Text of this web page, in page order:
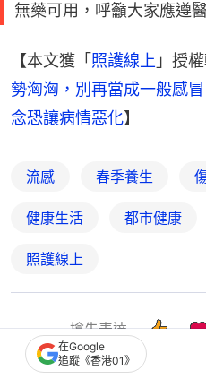
無藥可用，呼籲大家應遵
【本文獲「 照護線上 」授
勢洶洶，別再當成一般感
念恐讓病情惡化】
流感 春季養生
健康生活 都市健康
照護線上
搶先表達
在Google
追蹤《香港01》